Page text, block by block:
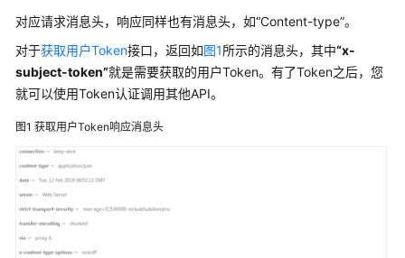
板
参
考
API
参
使
用
前
对应请求消息头，响应同样也有消息头，如“Content-type”。
对于获取用户Token接口，返回如图1所示的消息头，其中“x-
subject-token”就是需要获取的用户Token。有了Token之后，您
就可以使用Token认证调用其他API。
图1 获取用户Token响应消息头